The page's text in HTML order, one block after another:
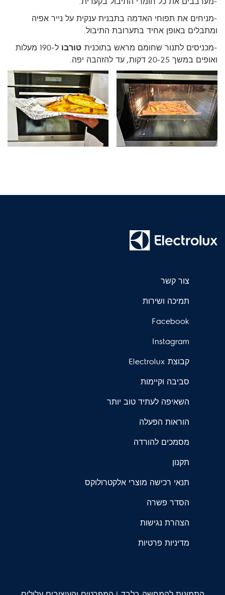
-מניחים את תפוחי האדמה בתבנית ענקית על נייר אפיה
ומתבלים באופן אחיד בתערובת התיבול.
-מכניסים לתנור שחומם מראש בתוכנית טורבו
ל-190 מעלות
ואופים במשך 20-25 דקות, עד להזהבה יפה.
צור קשר
תמיכה ושירות
Facebook
Instagram
קבוצת Electrolux
סביבה וקיימות
השאיפה לעתיד טוב יותר
הוראות הפעלה
מסמכים להורדה
תקנון
תנאי רכישה מוצרי אלקטרולוקס
הסדר פשרה
הצהרת נגישות
מדיניות פרטיות